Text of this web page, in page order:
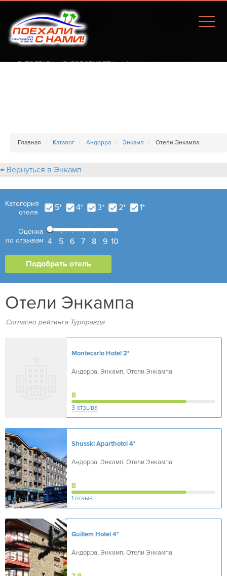
Г. ПОЛТАВА, УЛ. СОБОРНОСТИ, 77А
Главная Каталог Андорра Энкамп Отели Энкампа
← Вернуться в Энкамп
Категория
отеля
5* 4* 3* 2* 1*
Оценка
по отзывам 4 5 6 7 8 9 10
Отели Энкампа
Согласно рейтинга Турправда
Montecarlo Hotel2*
Андорра, Энкамп, Отели Энкампа
8
3 отзыва
Shusski Aparthotel4*
Андорра, Энкамп, Отели Энкампа
8
1 отзыв
Guillem Hotel4*
Андорра, Энкамп, Отели Энкампа